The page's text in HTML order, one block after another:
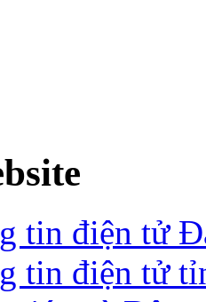
tin điện tử
tin điện tử